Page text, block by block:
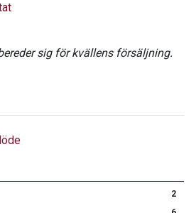
2
sig för kvällens försäljning.